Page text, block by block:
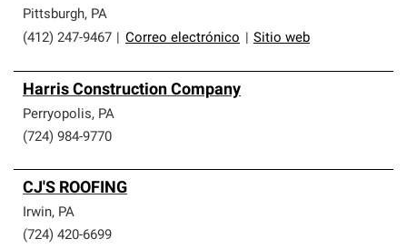
Pittsburgh, PA
(412) 247-9467
Correo electrónico Sitio web
Harris Construction Company
Perryopolis, PA
(724) 984-9770
CJ'S ROOFING
Irwin, PA
(724) 420-6699